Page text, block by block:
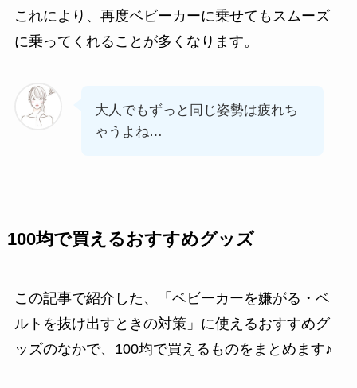
これにより、再度ベビーカーに乗せてもスムーズ
に乗ってくれることが多くなります。
大人でもずっと同じ姿勢は疲れち
ゃうよね…
100均で買えるおすすめグッズ
この記事で紹介した、「ベビーカーを嫌がる・ベ
ルトを抜け出すときの対策」に使えるおすすめグ
ッズのなかで、100均で買えるものをまとめます♪